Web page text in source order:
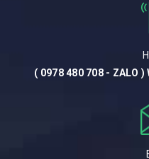
( 0978 480 708 - ZALO